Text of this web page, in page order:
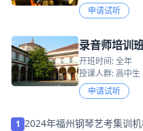
申请试听
录音师培训
开班时间: 全年
授课人群: 高中生
申请试听
1 2024年福州钢琴艺考集训机